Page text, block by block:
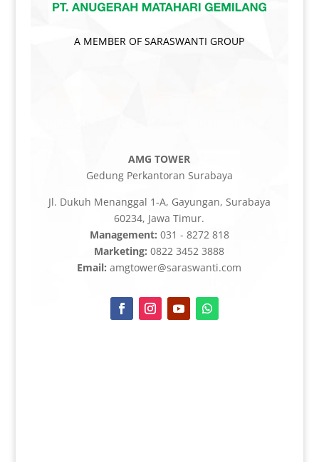
A MEMBER OF SARASWANTI GROUP
AMG TOWER
Gedung Perkantoran Surabaya
Jl. Dukuh Menanggal 1-A, Gayungan, Surabaya
60234, Jawa Timur.
Management: 031 - 8272 818
Marketing: 0822 3452 3888
Email: amgtower@saraswanti.com